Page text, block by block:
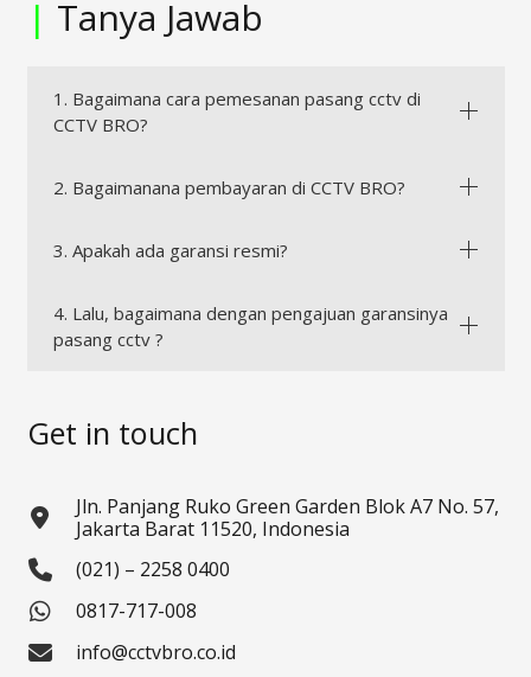
| Tanya Jawab
1. Bagaimana cara pemesanan pasang cctv di
CCTV BRO?
2. Bagaimanana pembayaran di CCTV BRO?
3. Apakah ada garansi resmi?
4. Lalu, bagaimana dengan pengajuan garansinya
pasang cctv ?
Get in touch
Jln. Panjang Ruko Green Garden Blok A7 No. 57,
Jakarta Barat 11520, Indonesia
(021) – 2258 0400
0817-717-008
info@cctvbro.co.id